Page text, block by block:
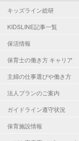
キッズライン総研
KIDSLINE記事一覧
保活情報
保育士の働き方 キャリア
主婦の仕事選びや働き方
法人プランのご案内
ガイドライン遵守状況
保育施設情報